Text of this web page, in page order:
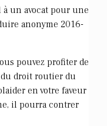
à un avocat pour une
anonyme 2016-
pouvez profiter de
droit routier du
en votre faveur
il pourra contrer